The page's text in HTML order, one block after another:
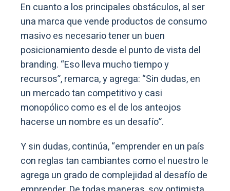
En cuanto a los principales obstáculos, al ser
una marca que vende productos de consumo
masivo es necesario tener un buen
posicionamiento desde el punto de vista del
branding. “Eso lleva mucho tiempo y
recursos”, remarca, y agrega: “Sin dudas, en
un mercado tan competitivo y casi
monopólico como es el de los anteojos
hacerse un nombre es un desafío”.
Y sin dudas, continúa, “emprender en un país
con reglas tan cambiantes como el nuestro le
agrega un grado de complejidad al desafío de